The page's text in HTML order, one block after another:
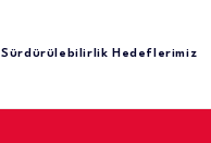
Sürdürülebilirlik Hedeflerimiz